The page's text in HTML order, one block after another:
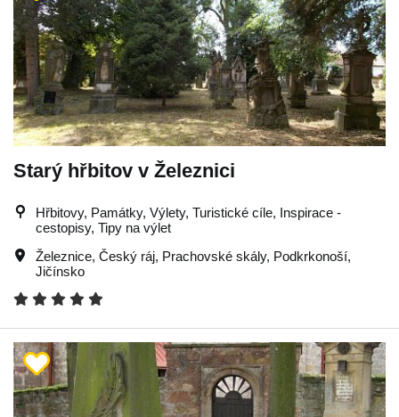
Starý hřbitov v Železnici
Hřbitovy, Památky, Výlety, Turistické cíle, Inspirace -
cestopisy, Tipy na výlet
Železnice, Český ráj, Prachovské skály, Podkrkonoší,
Jičínsko